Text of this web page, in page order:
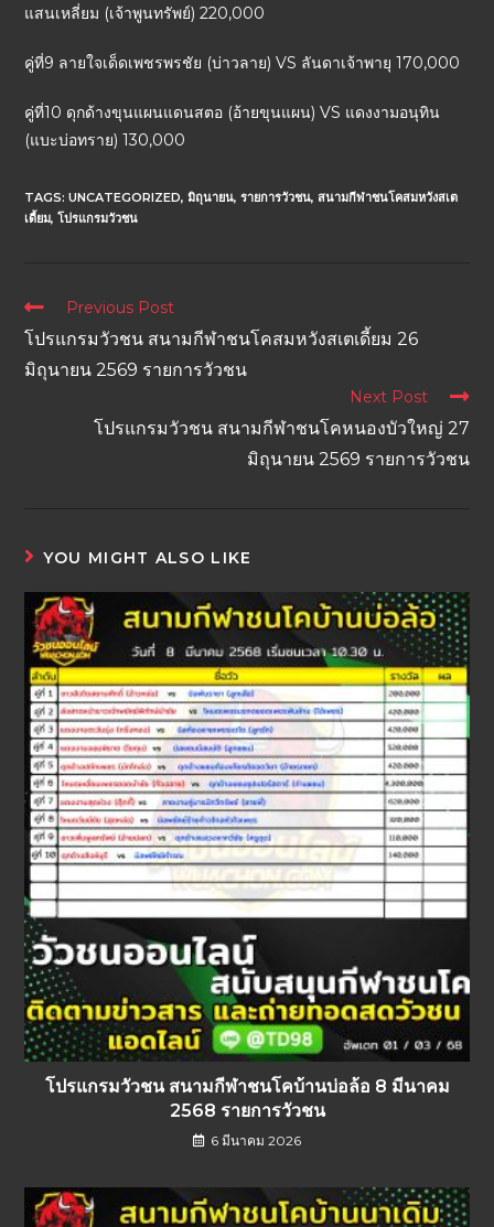
แสนเหลี่ยม (เจ้าพูนทรัพย์) 220,000
คู่ที่9 ลายใจเด็ดเพชรพรชัย (บ่าวลาย) VS ลันดาเจ้าพายุ 170,000
คู่ที่10 ดุกด้างขุนแผนแดนสตอ (อ้ายขุนแผน) VS แดงงามอนุทิน
(แบะบ่อทราย) 130,000
TAGS:UNCATEGORIZED, มิถุนายน, รายการวัวชน, สนามกีฬาชนโคสมหวังสเต
เดี้ยม, โปรแกรมวัวชน
Previous Post
โปรแกรมวัวชน สนามกีฬาชนโคสมหวังสเตเดี้ยม 26
มิถุนายน 2569 รายการวัวชน
Next Post
โปรแกรมวัวชน สนามกีฬาชนโคหนองบัวใหญ่ 27
มิถุนายน 2569 รายการวัวชน
YOU MIGHT ALSO LIKE
โปรแกรมวัวชน สนามกีฬาชนโคบ้านบ่อล้อ 8 มีนาคม
2568 รายการวัวชน
6 มีนาคม 2026